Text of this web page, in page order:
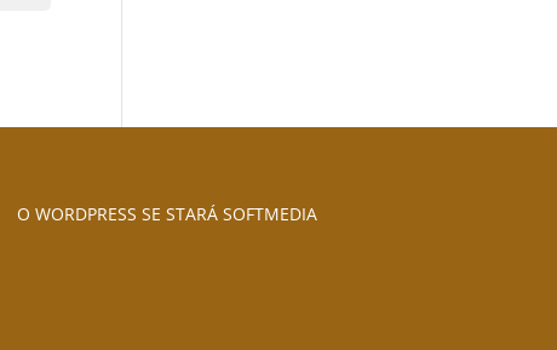
O WORDPRESS SE STARÁ SOFTMEDIA